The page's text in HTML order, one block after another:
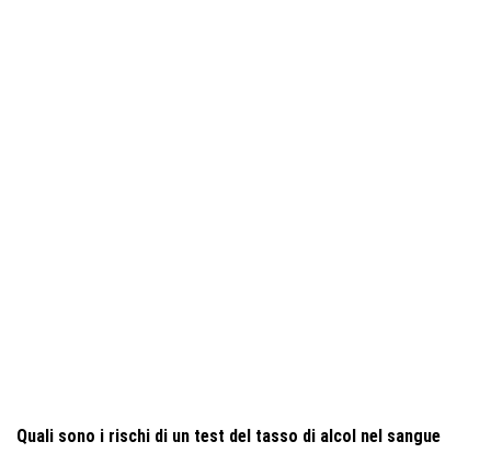
Quali sono i rischi di un test del tasso di alcol nel sangue